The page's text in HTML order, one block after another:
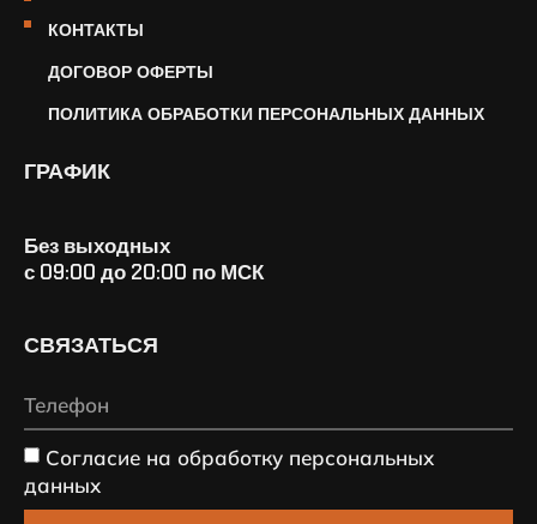
КОНТАКТЫ
ДОГОВОР ОФЕРТЫ
ПОЛИТИКА ОБРАБОТКИ ПЕРСОНАЛЬНЫХ ДАННЫХ
ГРАФИК
Без выходных
с 09:00 до 20:00 по МСК
СВЯЗАТЬСЯ
Согласие на обработку персональных
данных